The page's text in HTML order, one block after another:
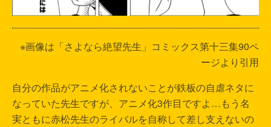
※画像は「さよなら絶望先生」コミックス第十三集90ペ
ージより引用
自分の作品がアニメ化されないことが鉄板の自虐ネタに
なっていた先生ですが、アニメ化3作目ですよ…もう名
実ともに赤松先生のライバルを自称して差し支えないの